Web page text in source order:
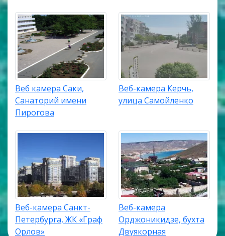
Веб камера Саки,
Санаторий имени
Пирогова
Веб-камера Керчь,
улица Самойленко
Веб-камера Санкт-
Петербурга, ЖК «Граф
Орлов»
Веб-камера
Орджоникидзе, бухта
Двуякорная